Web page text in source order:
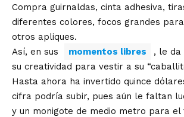
Compra guirnaldas, cinta adhesiva,
diferentes colores, focos grandes
otros apliques.
Así, en sus
momentos libres
, le da
su creatividad para vestir a su
Hasta ahora ha invertido quince
cifra podría subir, pues aún le faltan
y un monigote de medio metro para el